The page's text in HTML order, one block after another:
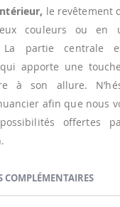
le revêtement
couleurs ou en
La partie centrale
apporte une
à son allure.
afin que nous
offertes